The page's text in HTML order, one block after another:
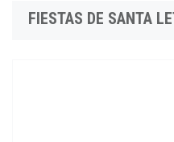
FIESTAS DE SANTA